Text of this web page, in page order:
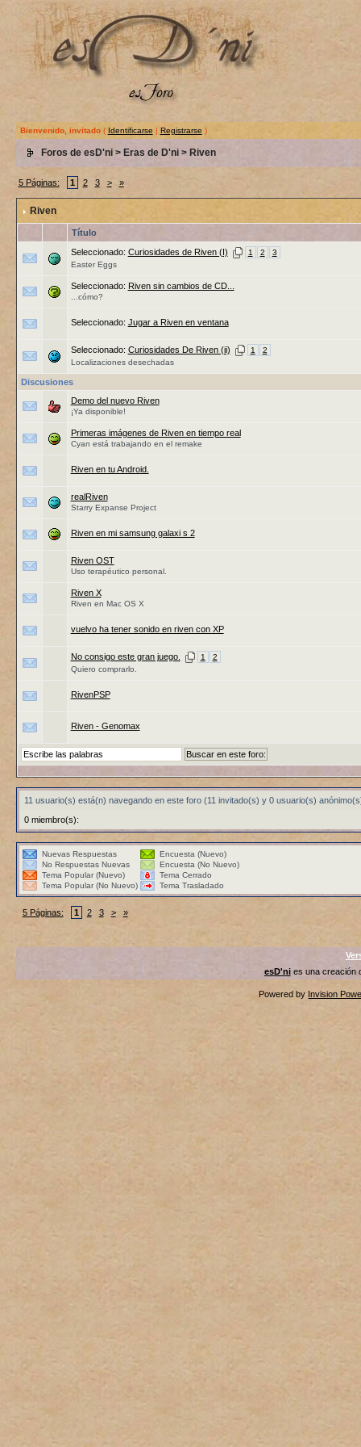
Bienvenido, invitado( Identificarse | Registrarse )
Foros de esD'ni> Eras de D'ni> Riven
5 Páginas: 1 2 3 > »
Riven
Título
Seleccionado: Curiosidades de Riven (I) 1 2
3
Easter Eggs
Seleccionado: Riven sin cambios de CD...
...cómo?
Seleccionado: Jugar a Riven en ventana
Seleccionado: Curiosidades De Riven (ii) 1
2
Localizaciones desechadas
Discusiones
Demo del nuevo Riven
¡Ya disponible!
Primeras imágenes de Riven en tiempo real
Cyan está trabajando en el remake
Riven en tu Android.
realRiven
Starry Expanse Project
Riven en mi samsung galaxi s 2
Riven OST
Uso terapéutico personal.
Riven X
Riven en Mac OS X
vuelvo ha tener sonido en riven con XP
No consigo este gran juego. 1
2
Quiero comprarlo.
RivenPSP
Riven - Genomax
11 usuario(s) está(n) navegando en este foro (11 invitado(s) y 0 usuario(s)
0 miembro(s):
Nuevas Respuestas
No Respuestas Nuevas
Tema Popular (Nuevo)
Tema Popular (No Nuevo)
Encuesta (Nuevo)
Encuesta (No Nuevo)
Tema Cerrado
Tema Trasladado
5 Páginas: 1 2 3 > »
esD'nies una creación
Powered by Invision